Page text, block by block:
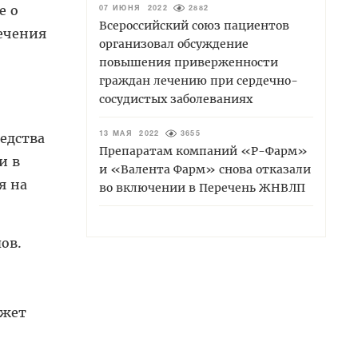
о
в
на
07 ИЮНЯ 2022 2882
Всероссийский союз пациентов
организовал обсуждение
повышения приверженности
граждан лечению при сердечно-
сосудистых заболеваниях
13 МАЯ 2022 3655
Препаратам компаний «Р-Фарм»
и «Валента Фарм» снова отказали
во включении в Перечень ЖНВЛП